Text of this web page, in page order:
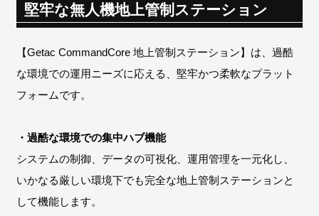
堅牢な無人機地上管制ステーション
【Getac CommandCore 地上管制ステーション】は、過酷
な環境での運用ニーズに応える、堅牢かつ柔軟なプラット
フォームです。
・過酷な環境での集中ハブ機能
システムの制御、データの可視化、運用管理を一元化し、
いかなる厳しい環境下でも完全な地上管制ステーションと